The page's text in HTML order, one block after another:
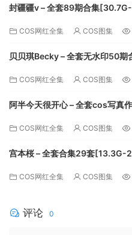
封疆疆v – 全套89期合集
COS网红全集 COS图集
贝贝琪Becky – 全套无水印50
COS网红全集 COS图集
阿半今天很开心 – 全套cos写
COS网红全集 COS图集
宫本桜 – 全套合集29套[13.3G-
COS网红全集 COS图集
评论 0